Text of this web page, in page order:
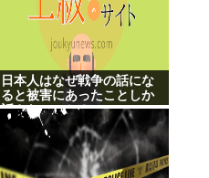
日本人はなぜ戦争の話にな
ると被害にあったことしか
話さないのか？